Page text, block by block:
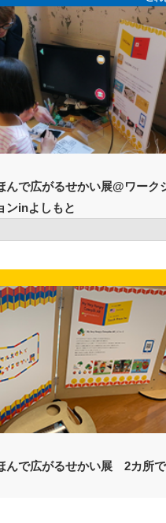
んで広がるせかい展@ワーク
ンinよしもと
んで広がるせかい展 2カ所